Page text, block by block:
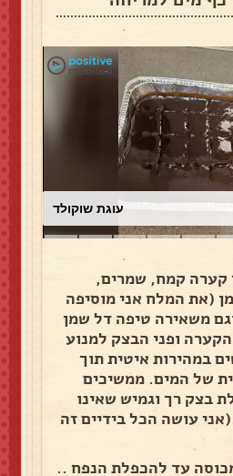
עוגת שוקולד
קערה קמח, שמרים,
(את המלח אני מוסיפה
משאירה טיפה דל שמן
ופני הבצק למנוע
במהירות איטית תוך
של המים. ממשיכים
בצק רך וגמיש שאינו
עושה הכל בידיים זה
עד להכפלת הנפח ..